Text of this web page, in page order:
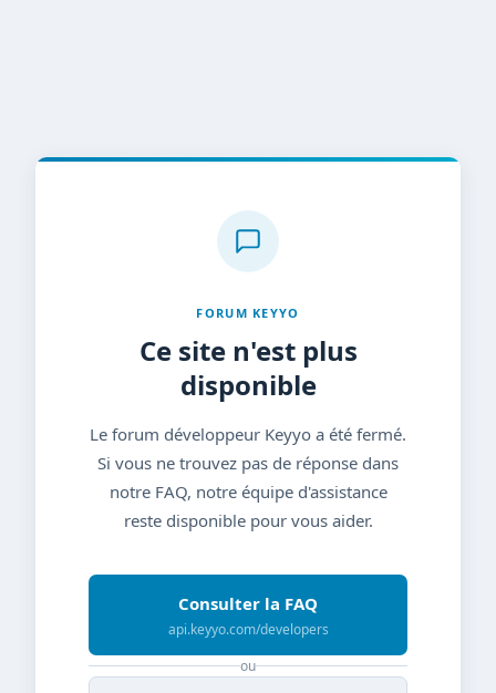
FORUM KEYYO
Ce site n'est plus
disponible
Le forum développeur Keyyo a été fermé.
Si vous ne trouvez pas de réponse dans
notre FAQ, notre équipe d'assistance
reste disponible pour vous aider.
Consulter la FAQ
api.keyyo.com/developers
ou